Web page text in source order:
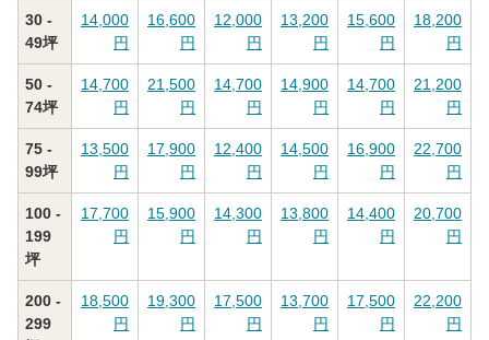
30 -
49坪
14,000
円
16,600
円
12,000
円
13,200
円
15,600
円
18,200
円
50 -
74坪
14,700
円
21,500
円
14,700
円
14,900
円
14,700
円
21,200
円
75 -
99坪
13,500
円
17,900
円
12,400
円
14,500
円
16,900
円
22,700
円
100 -
199
坪
17,700
円
15,900
円
14,300
円
13,800
円
14,400
円
20,700
円
200 -
299
18,500
円
19,300
円
17,500
円
13,700
円
17,500
円
22,200
円